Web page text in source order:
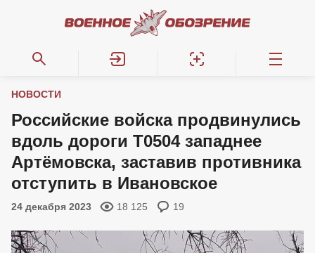
НОВОСТИ
Российские войска продвинулись
вдоль дороги Т0504 западнее
Артёмовска, заставив противника
отступить в Ивановское
24 декабря 2023 18 125 19